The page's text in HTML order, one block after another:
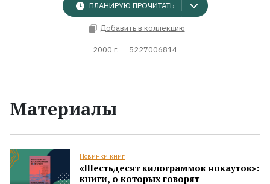
ПЛАНИРУЮ ПРОЧИТАТЬ
Добавить в коллекцию
2000 г. 5227006814
Материалы
Новинки книг
«Шестьдесят килограммов нокаутов»:
книги, о которых говорят